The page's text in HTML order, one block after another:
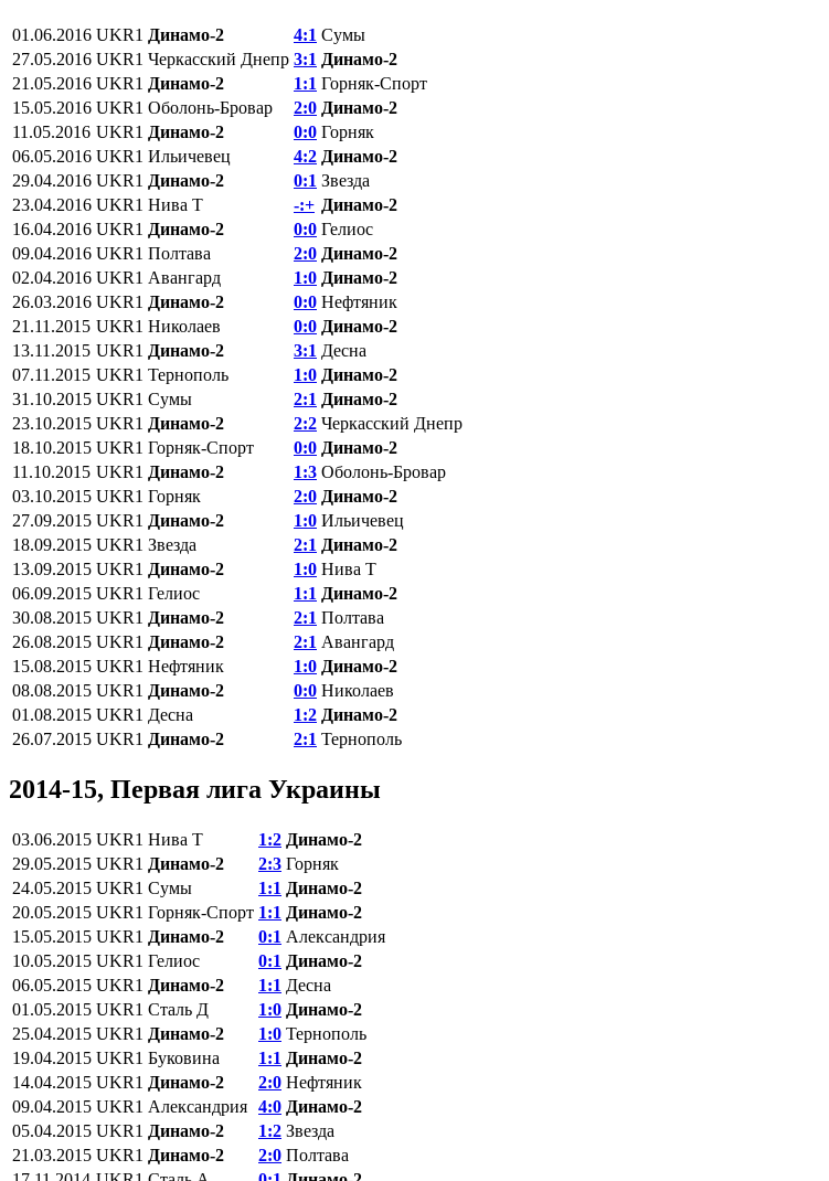
01.06.2016 UKR1 Динамо-2 4:1 Сумы
27.05.2016 UKR1 Черкасский Днепр 3:1 Динамо-2
21.05.2016 UKR1 Динамо-2 1:1 Горняк-Спорт
15.05.2016 UKR1 Оболонь-Бровар 2:0 Динамо-2
11.05.2016 UKR1 Динамо-2 0:0 Горняк
06.05.2016 UKR1 Ильичевец 4:2 Динамо-2
29.04.2016 UKR1 Динамо-2 0:1 Звезда
23.04.2016 UKR1 Нива Т -:+ Динамо-2
16.04.2016 UKR1 Динамо-2 0:0 Гелиос
09.04.2016 UKR1 Полтава 2:0 Динамо-2
02.04.2016 UKR1 Авангард 1:0 Динамо-2
26.03.2016 UKR1 Динамо-2 0:0 Нефтяник
21.11.2015 UKR1 Николаев 0:0 Динамо-2
13.11.2015 UKR1 Динамо-2 3:1 Десна
07.11.2015 UKR1 Тернополь 1:0 Динамо-2
31.10.2015 UKR1 Сумы 2:1 Динамо-2
23.10.2015 UKR1 Динамо-2 2:2 Черкасский Днепр
18.10.2015 UKR1 Горняк-Спорт 0:0 Динамо-2
11.10.2015 UKR1 Динамо-2 1:3 Оболонь-Бровар
03.10.2015 UKR1 Горняк 2:0 Динамо-2
27.09.2015 UKR1 Динамо-2 1:0 Ильичевец
18.09.2015 UKR1 Звезда 2:1 Динамо-2
13.09.2015 UKR1 Динамо-2 1:0 Нива Т
06.09.2015 UKR1 Гелиос 1:1 Динамо-2
30.08.2015 UKR1 Динамо-2 2:1 Полтава
26.08.2015 UKR1 Динамо-2 2:1 Авангард
15.08.2015 UKR1 Нефтяник 1:0 Динамо-2
08.08.2015 UKR1 Динамо-2 0:0 Николаев
01.08.2015 UKR1 Десна 1:2 Динамо-2
26.07.2015 UKR1 Динамо-2 2:1 Тернополь
2014-15, Первая лига Украины
03.06.2015 UKR1 Нива Т 1:2 Динамо-2
29.05.2015 UKR1 Динамо-2 2:3 Горняк
24.05.2015 UKR1 Сумы 1:1 Динамо-2
20.05.2015 UKR1 Горняк-Спорт 1:1 Динамо-2
15.05.2015 UKR1 Динамо-2 0:1 Александрия
10.05.2015 UKR1 Гелиос 0:1 Динамо-2
06.05.2015 UKR1 Динамо-2 1:1 Десна
01.05.2015 UKR1 Сталь Д 1:0 Динамо-2
25.04.2015 UKR1 Динамо-2 1:0 Тернополь
19.04.2015 UKR1 Буковина 1:1 Динамо-2
14.04.2015 UKR1 Динамо-2 2:0 Нефтяник
09.04.2015 UKR1 Александрия 4:0 Динамо-2
05.04.2015 UKR1 Динамо-2 1:2 Звезда
21.03.2015 UKR1 Динамо-2 2:0 Полтава